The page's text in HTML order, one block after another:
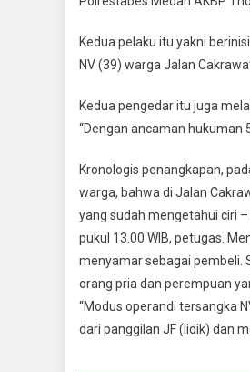
Kedua pelaku itu yakni
NV (39) warga Jalan
Kedua pengedar itu juga
“Dengan ancaman hukuman
Kronologis penangkapan,
warga, bahwa di Jalan
yang sudah mengetahui ciri
pukul 13.00 WIB, petugas.
menyamar sebagai pembeli.
orang pria dan perempuan
“Modus operandi tersangka
dari panggilan JF (lidik) dan